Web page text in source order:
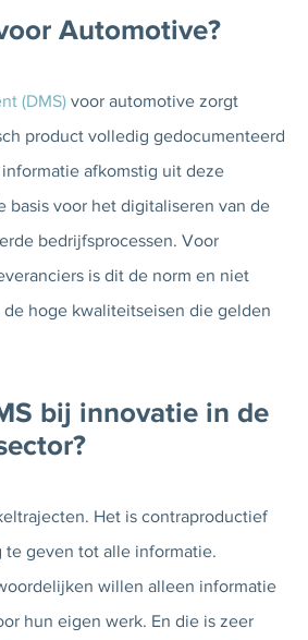
Automotive?
(DMS) voor automotive zorgt
product volledig gedocumenteerd
afkomstig uit deze
basis voor het digitaliseren van de
bedrijfsprocessen. Voor
is dit de norm en niet
hoge kwaliteitseisen die gelden
bij innovatie in de
Het is contraproductief
te geven tot alle informatie.
willen alleen informatie
hun eigen werk. En die is zeer